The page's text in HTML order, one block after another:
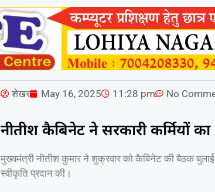
शेखर May 16, 2025 11:28 pm No
नीतीश कैबिनेट ने सरकारी कर्मियों
मुख्यमंत्री नीतीश कुमार ने शुक्रवार को कैबिनेट की बैठक
स्वीकृति प्रदान की।